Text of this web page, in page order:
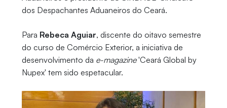
dos Despachantes Aduaneiros do Ceará.
Para Rebeca Aguiar, discente do oitavo semestre
do curso de Comércio Exterior, a iniciativa de
desenvolvimento da e-magazine'Ceará Global by
Nupex' tem sido espetacular.